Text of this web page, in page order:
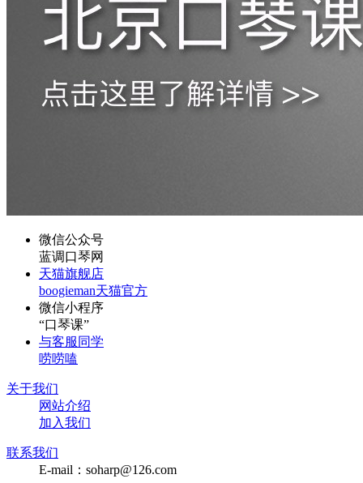
微信公众号
蓝调口琴网
天猫旗舰店
boogieman天猫官方
微信小程序
“口琴课”
与客服同学
唠唠嗑
关于我们
网站介绍
加入我们
联系我们
E-mail：soharp@126.com